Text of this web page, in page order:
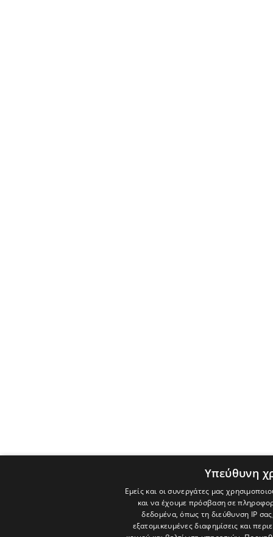
Υπεύθυνη
Εμείς και οι συνεργάτες μας
και να έχουμε πρόσβαση σε
δεδομένα, όπως τη διεύθυνση IP
εξατομικευμένες διαφημίσεις και